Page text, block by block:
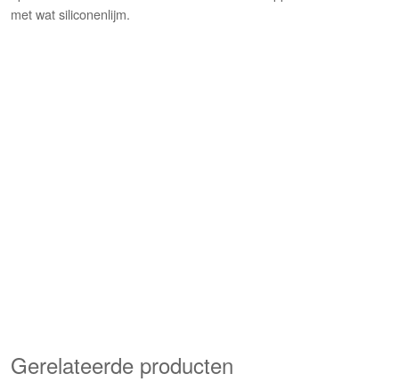
met wat siliconenlijm.
Gerelateerde producten